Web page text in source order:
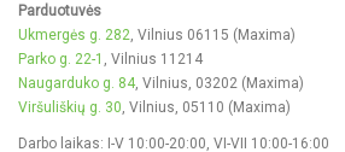
Parduotuvės
Ukmergės g. 282, Vilnius 06115 (Maxima)
Parko g. 22-1 , Vilnius 11214
Naugarduko g. 84, Vilnius, 03202 (Maxima)
Viršuliškių g. 30, Vilnius, 05110 (Maxima)
Darbo laikas: I-V 10:00-20:00, VI-VII 10:00-16:00